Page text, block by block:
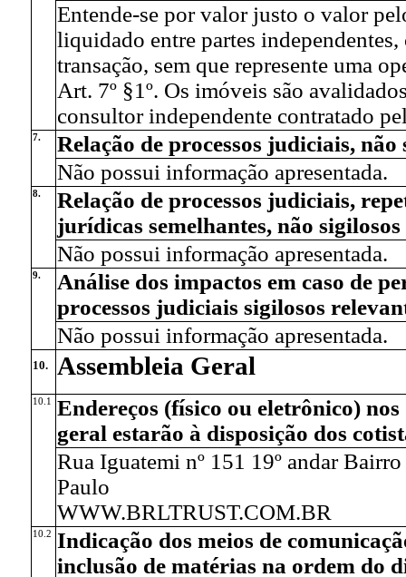
Entende-se por valor justo o valor
liquidado entre partes
transação, sem que represente uma
Art. 7º §1º. Os imóveis são
consultor independente contratado
7.
Relação de processos judiciais, não
Não possui informação apresentada.
8.
Relação de processos judiciais,
jurídicas semelhantes, não sigilosos
Não possui informação apresentada.
9.
Análise dos impactos em caso de
processos judiciais sigilosos
Não possui informação apresentada.
10. Assembleia Geral
10.1
Endereços (físico ou eletrônico)
geral estarão à disposição dos
Rua Iguatemi nº 151 19º andar
Paulo
WWW.BRLTRUST.COM.BR
10.2 Indicação dos meios de
inclusão de matérias na ordem do